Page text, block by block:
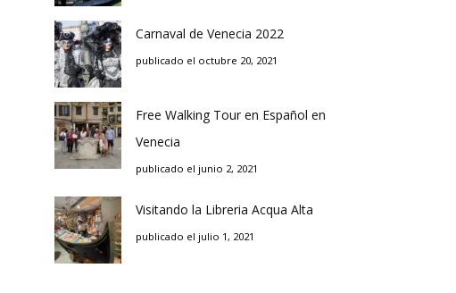
Carnaval de Venecia 2022
publicado el octubre 20, 2021
Free Walking Tour en Español en
Venecia
publicado el junio 2, 2021
Visitando la Libreria Acqua Alta
publicado el julio 1, 2021